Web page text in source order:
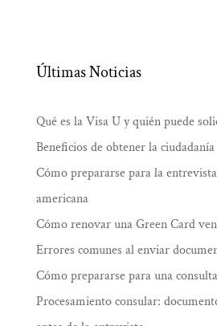
Últimas Noticias
Qué es la Visa U y quién puede
Beneficios de obtener la
Cómo prepararse para la
americana
Cómo renovar una Green Card
Errores comunes al enviar
Cómo prepararse para una
Procesamiento consular: